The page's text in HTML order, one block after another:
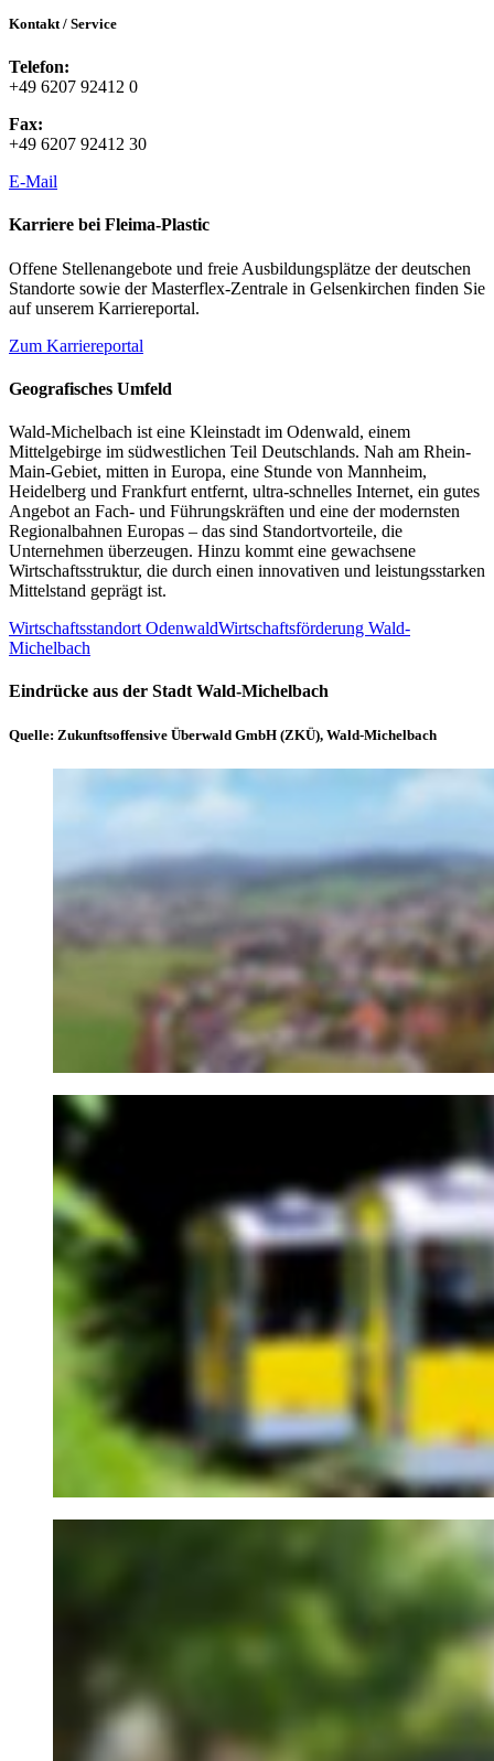
Kontakt / Service
Telefon:
+49 6207 92412 0
Fax:
+49 6207 92412 30
E-Mail
Karriere bei Fleima-Plastic
Offene Stellenangebote und freie Ausbildungsplätze der deutschen
Standorte sowie der Masterflex-Zentrale in Gelsenkirchen finden Sie
auf unserem Karriereportal.
Zum Karriereportal
Geografisches Umfeld
Wald-Michelbach ist eine Kleinstadt im Odenwald, einem
Mittelgebirge im südwestlichen Teil Deutschlands. Nah am Rhein-
Main-Gebiet, mitten in Europa, eine Stunde von Mannheim,
Heidelberg und Frankfurt entfernt, ultra-schnelles Internet, ein gutes
Angebot an Fach- und Führungskräften und eine der modernsten
Regionalbahnen Europas – das sind Standortvorteile, die
Unternehmen überzeugen. Hinzu kommt eine gewachsene
Wirtschaftsstruktur, die durch einen innovativen und leistungsstarken
Mittelstand geprägt ist.
Wirtschaftsstandort OdenwaldWirtschaftsförderung Wald-
Michelbach
Eindrücke aus der Stadt Wald-Michelbach
Quelle: Zukunftsoffensive Überwald GmbH (ZKÜ), Wald-Michelbach